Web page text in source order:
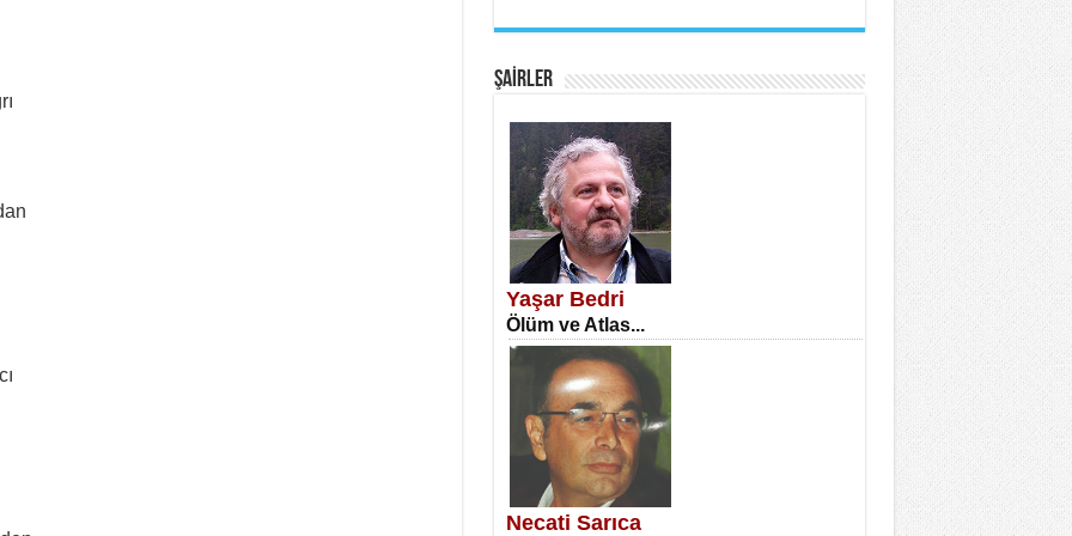
SATILMIŞ ÜMİT ÇETİNKAYA
Erkenlik...
NECLA DİLEK ARSLAN
Öğretmenler Günü Mahkemesi...
ŞAİRLER
Yaşar Bedri
Ölüm ve Atlas...
Necati Sarıca